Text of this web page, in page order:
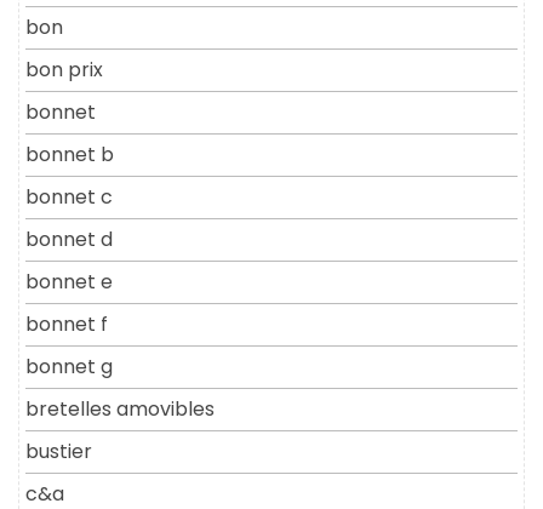
bon
bon prix
bonnet
bonnet b
bonnet c
bonnet d
bonnet e
bonnet f
bonnet g
bretelles amovibles
bustier
c&a